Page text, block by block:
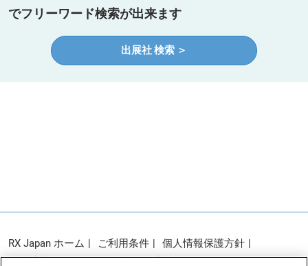
でフリーワード検索が出来ます
出展社 検索 ＞
RX Japan ホーム ご利用条件
個人情報保護方針
個人情報に関する修正・利用停止など